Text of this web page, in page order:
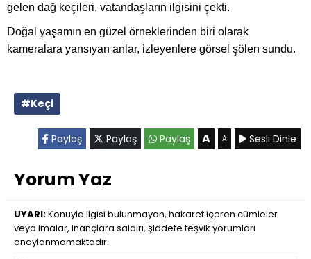
gelen dağ keçileri, vatandaşların ilgisini çekti.
Doğal yaşamın en güzel örneklerinden biri olarak
kameralara yansıyan anlar, izleyenlere görsel şölen sundu.
#Keçi
Paylaş Paylaş Paylaş A A Sesli Dinle
Yorum Yaz
UYARI:Konuyla ilgisi bulunmayan, hakaret içeren cümleler
veya imalar, inançlara saldırı, şiddete teşvik yorumları
onaylanmamaktadır.